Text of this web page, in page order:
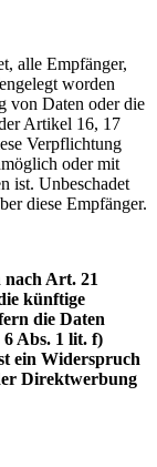
alle Empfänger,
worden
von Daten oder die
Artikel 16, 17
Verpflichtung
oder mit
ist. Unbeschadet
diese Empfänger.
Art. 21
künftige
die Daten
Abs. 1 lit. f)
ein Widerspruch
Direktwerbung